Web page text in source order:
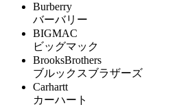
Burberry
バーバリー
BIGMAC
ビッグマック
BrooksBrothers
ブルックスブラザーズ
Carhartt
カーハート